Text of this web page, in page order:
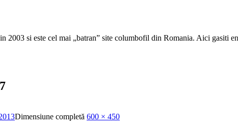
2003 si este cel mai „batran” site columbofil din Romania. Aici gasiti
Dimensiune completă 600 × 450